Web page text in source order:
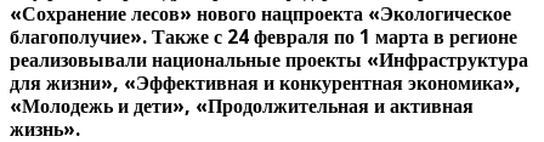
«Сохранение лесов» нового нацпроекта «Экологическое
благополучие». Также с 24 февраля по 1 марта в регионе
реализовывали национальные проекты «Инфраструктура
для жизни», «Эффективная и конкурентная экономика»,
«Молодежь и дети», «Продолжительная и активная
жизнь».